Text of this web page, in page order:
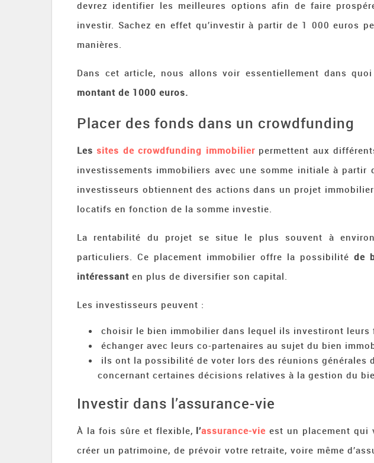
devrez identifier les meilleures options afin de faire
investir. Sachez en effet qu’investir à partir de 1 000 euros
manières.
Dans cet article, nous allons voir essentiellement dans
montant de 1000 euros.
Placer des fonds dans un crowdfunding
Les sites de crowdfunding immobilier permettent aux
investissements immobiliers avec une somme initiale à partir
investisseurs obtiennent des actions dans un projet
locatifs en fonction de la somme investie.
La rentabilité du projet se situe le plus souvent à
particuliers. Ce placement immobilier offre la possibilité de
intéressant en plus de diversifier son capital.
Les investisseurs peuvent :
choisir le bien immobilier dans lequel ils investiront leurs
échanger avec leurs co-partenaires au sujet du bien
ils ont la possibilité de voter lors des réunions générales
concernant certaines décisions relatives à la gestion du
Investir dans l’assurance-vie
À la fois sûre et flexible, l’assurance-vie est un placement qui
créer un patrimoine, de prévoir votre retraite, voire même